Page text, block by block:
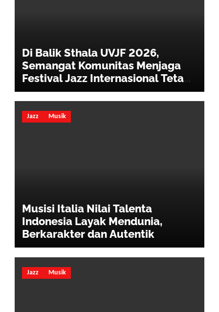
Di Balik Sthala UVJF 2026,
Semangat Komunitas Menjaga
Festival Jazz Internasional Tetap
Hidup
Jazz Musik
Musisi Italia Nilai Talenta
Indonesia Layak Mendunia,
Berkarakter dan Autentik
Jazz Musik